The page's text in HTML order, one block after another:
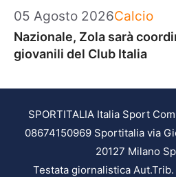
05 Agosto 2026Categorie
Calcio
Nazionale, Zola sarà
giovanili del Club Italia
SPORTITALIA Italia Sport
08674150969 Sportitalia via
20127 Milano
Testata giornalistica